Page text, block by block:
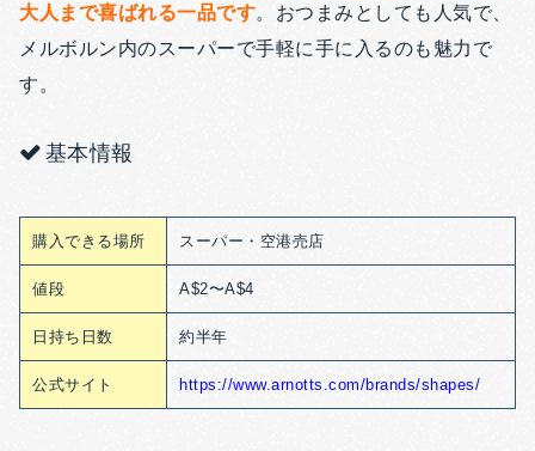
大人まで喜ばれる一品です。おつまみとしても人気で、
メルボルン内のスーパーで手軽に手に入るのも魅力で
す。
基本情報
購入できる場所 スーパー・空港売店
値段 A$2〜A$4
日持ち日数 約半年
公式サイト https://www.arnotts.com/brands/shapes/